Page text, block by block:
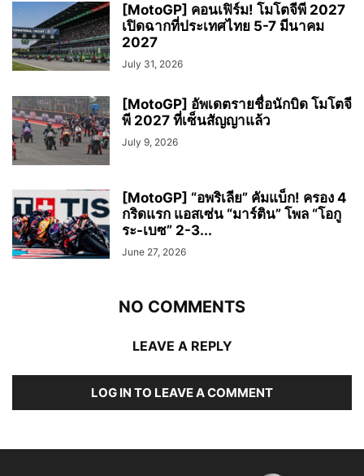
[MotoGP] คอนเฟิร์ม! โมโตจีพี 2027
เปิดฉากที่ประเทศไทย 5-7 มีนาคม
2027
July 31, 2026
[MotoGP] อัพเดตรายชื่อนักบิด โมโตจี
พี 2027 ที่เซ็นสัญญาแล้ว
July 9, 2026
[MotoGP] “อพริเลีย” คัมแบ็ก! ครอง 4
กริดแรก แอสเซ่น “มาร์ติน” โพล “โอกู
ระ-เบซ” 2-3...
June 27, 2026
NO COMMENTS
LEAVE A REPLY
LOG IN TO LEAVE A COMMENT